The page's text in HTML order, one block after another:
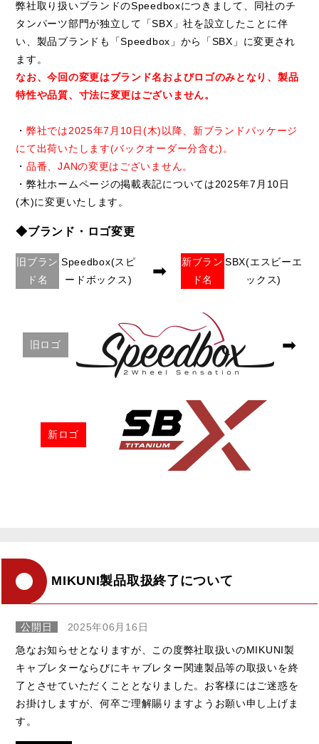
弊社取り扱いブランドのSpeedboxにつきまして、同社のチ
タンパーツ部門が独立して「SBX」社を設立したことに伴
い、製品ブランドも「Speedbox」から「SBX」に変更され
ます。
なお、今回の変更はブランド名およびロゴのみとなり、製品
特性や品質、寸法に変更はございません。
・弊社では2025年7月10日(木)以降、新ブランドパッケージ
にて出荷いたします(バックオーダー分含む)。
・品番、JANの変更はございません。
・弊社ホームページの掲載表記については2025年7月10日
(木)に変更いたします。
◆ブランド・ロゴ変更
旧ブラン
ド名
Speedbox(スピ
ードボックス)
➡
新ブラン
ド名
SBX(エスビーエ
ックス)
旧ロゴ ➡
新ロゴ
MIKUNI製品取扱終了について
公開日
2025年06月16日
急なお知らせとなりますが、この度弊社取扱いのMIKUNI製
キャブレターならびにキャブレター関連製品等の取扱いを終
了とさせていただくこととなりました。お客様にはご迷惑を
お掛けしますが、何卒ご理解賜りますようお願い申し上げま
す。